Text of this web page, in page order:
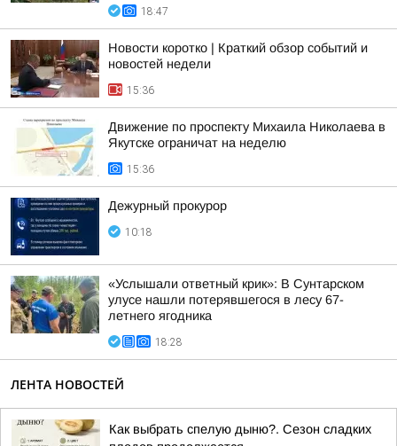
18:47
Новости коротко | Краткий обзор событий и
новостей недели
15:36
Движение по проспекту Михаила Николаева в
Якутске ограничат на неделю
15:36
Дежурный прокурор
10:18
«Услышали ответный крик»: В Сунтарском
улусе нашли потерявшегося в лесу 67-
летнего ягодника
18:28
ЛЕНТА НОВОСТЕЙ
Как выбрать спелую дыню?. Сезон сладких